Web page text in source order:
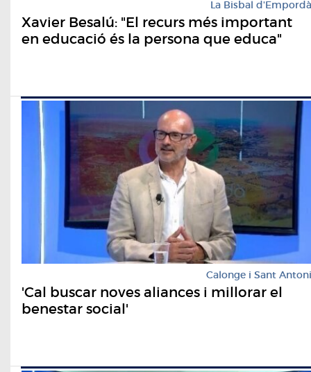
La Bisbal d'Empordà
Xavier Besalú: "El recurs més important
en educació és la persona que educa"
Calonge i Sant Antoni
'Cal buscar noves aliances i millorar el
benestar social'